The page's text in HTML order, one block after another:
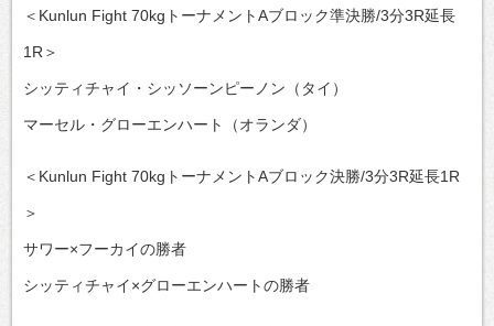
＜Kunlun Fight 70kgトーナメントAブロック準決勝/3分3R延長
1R＞
シッティチャイ・シッソーンピーノン（タイ）
マーセル・グローエンハート（オランダ）
＜Kunlun Fight 70kgトーナメントAブロック決勝/3分3R延長1R
＞
サワー×フーカイの勝者
シッティチャイ×グローエンハートの勝者